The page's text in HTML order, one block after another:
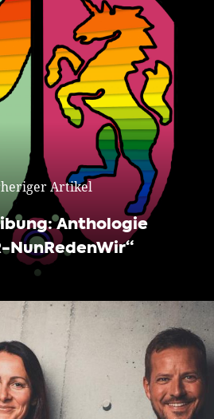
Artikel
Anthologie
NunRedenWir“